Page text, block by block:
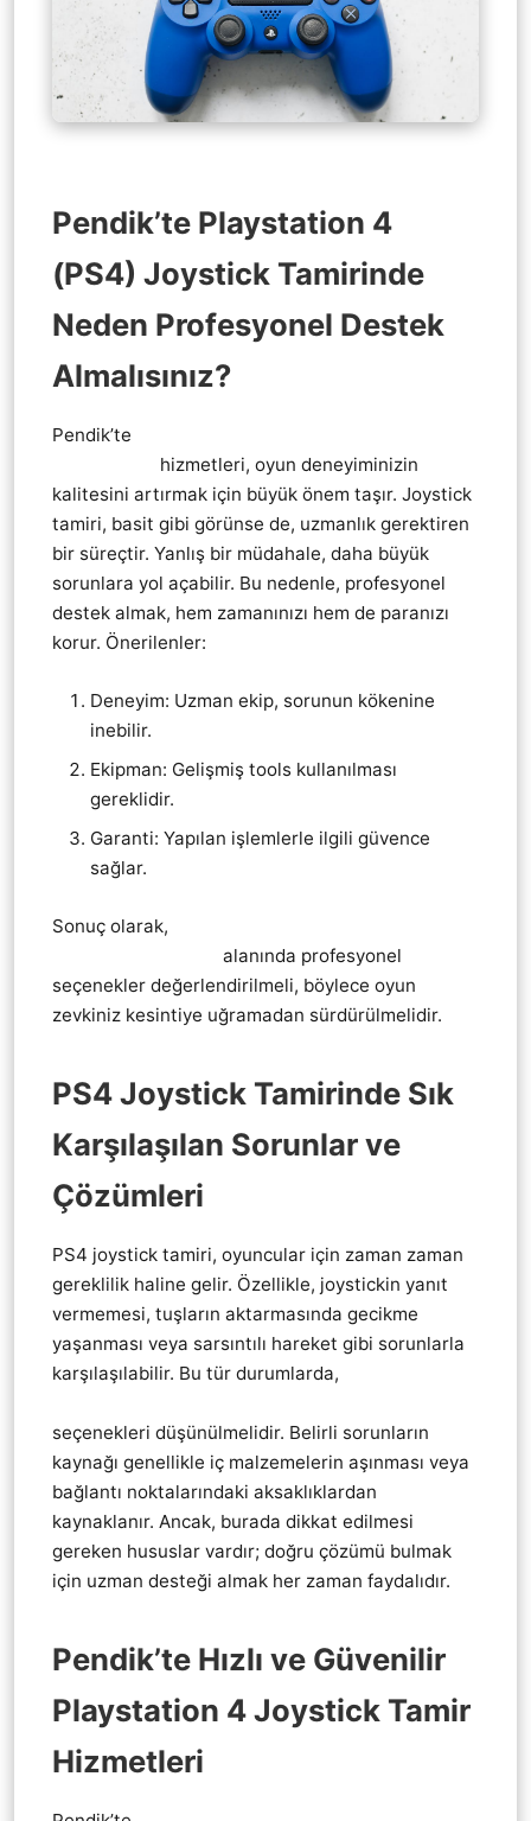
Pendik’te Playstation 4
(PS4) Joystick Tamirinde
Neden Profesyonel Destek
Almalısınız?
Pendik’te
hizmetleri, oyun deneyiminizin
kalitesini artırmak için büyük önem taşır. Joystick
tamiri, basit gibi görünse de, uzmanlık gerektiren
bir süreçtir. Yanlış bir müdahale, daha büyük
sorunlara yol açabilir. Bu nedenle, profesyonel
destek almak, hem zamanınızı hem de paranızı
korur. Önerilenler:
Deneyim: Uzman ekip, sorunun kökenine
inebilir.
Ekipman: Gelişmiş tools kullanılması
gereklidir.
Garanti: Yapılan işlemlerle ilgili güvence
sağlar.
Sonuç olarak,
alanında profesyonel
seçenekler değerlendirilmeli, böylece oyun
zevkiniz kesintiye uğramadan sürdürülmelidir.
PS4 Joystick Tamirinde Sık
Karşılaşılan Sorunlar ve
Çözümleri
PS4 joystick tamiri, oyuncular için zaman zaman
gereklilik haline gelir. Özellikle, joystickin yanıt
vermemesi, tuşların aktarmasında gecikme
yaşanması veya sarsıntılı hareket gibi sorunlarla
karşılaşılabilir. Bu tür durumlarda,
seçenekleri düşünülmelidir. Belirli sorunların
kaynağı genellikle iç malzemelerin aşınması veya
bağlantı noktalarındaki aksaklıklardan
kaynaklanır. Ancak, burada dikkat edilmesi
gereken hususlar vardır; doğru çözümü bulmak
için uzman desteği almak her zaman faydalıdır.
Pendik’te Hızlı ve Güvenilir
Playstation 4 Joystick Tamir
Hizmetleri